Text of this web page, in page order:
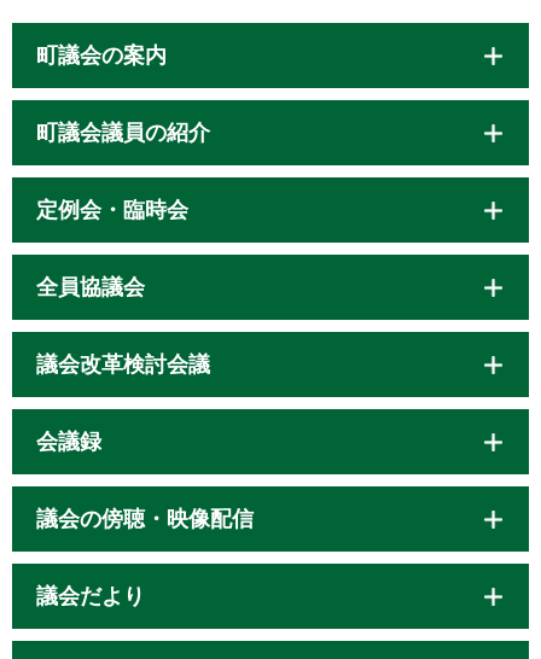
町議会の案内
町議会議員の紹介
定例会・臨時会
全員協議会
議会改革検討会議
会議録
議会の傍聴・映像配信
議会だより